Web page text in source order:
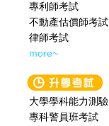
專利師考試
不動產估價師考試
律師考試
more~
大學學科能力測驗
專科警員班考試